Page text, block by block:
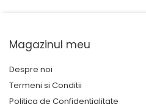
Magazinul meu
Despre noi
Termeni si Conditii
Politica de Confidentialitate